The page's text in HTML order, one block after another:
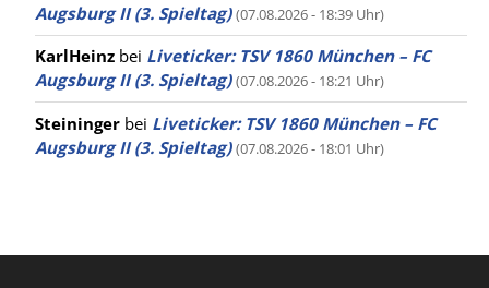
Augsburg II (3. Spieltag) (07.08.2026 - 18:39 Uhr)
KarlHeinz bei Liveticker: TSV 1860 München – FC
Augsburg II (3. Spieltag) (07.08.2026 - 18:21 Uhr)
Steininger bei Liveticker: TSV 1860 München – FC
Augsburg II (3. Spieltag) (07.08.2026 - 18:01 Uhr)